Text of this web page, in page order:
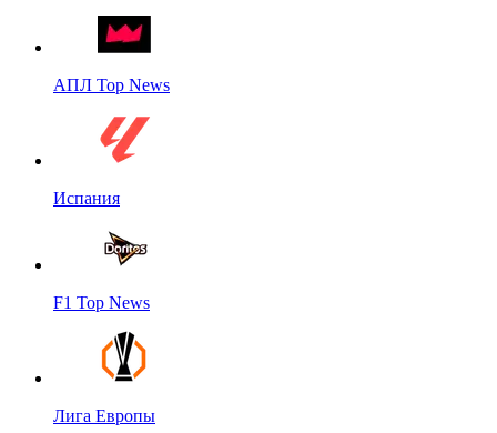
АПЛ Top News
Испания
F1 Top News
Лига Европы